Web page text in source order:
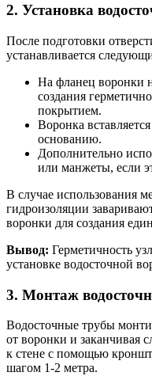
2. Установка
После подготовки
устанавливается
На фланец воронки
создания
покрытием.
Воронка
основанию.
Дополнительно
или манжеты, если
В случае использования
гидроизоляции
воронки для создания
Вывод: Герметичность
установке водосточной
3. Монтаж
Водосточные трубы
от воронки и заканчивая
к стене с помощью
шагом 1-2 метра.